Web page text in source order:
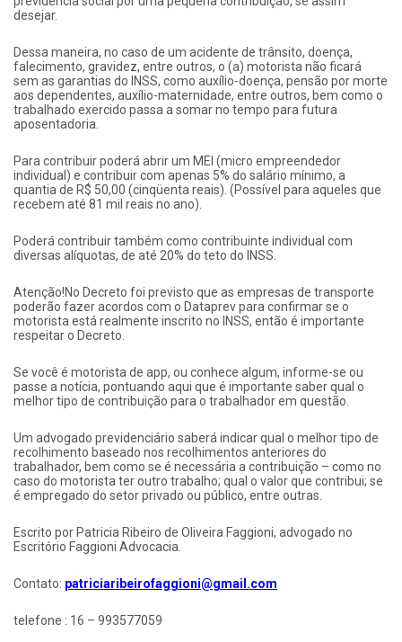
desejar.
Dessa maneira, no caso de um acidente de trânsito, doença,
falecimento, gravidez, entre outros, o (a) motorista não ficará
sem as garantias do INSS, como auxílio-doença, pensão por morte
aos dependentes, auxílio-maternidade, entre outros, bem como o
trabalhado exercido passa a somar no tempo para futura
aposentadoria.
Para contribuir poderá abrir um MEI (micro empreendedor
individual) e contribuir com apenas 5% do salário mínimo, a
quantia de R$ 50,00 (cinqüenta reais). (Possível para aqueles que
recebem até 81 mil reais no ano).
Poderá contribuir também como contribuinte individual com
diversas alíquotas, de até 20% do teto do INSS.
Atenção!No Decreto foi previsto que as empresas de transporte
poderão fazer acordos com o Dataprev para confirmar se o
motorista está realmente inscrito no INSS, então é importante
respeitar o Decreto.
Se você é motorista de app, ou conhece algum, informe-se ou
passe a notícia, pontuando aqui que é importante saber qual o
melhor tipo de contribuição para o trabalhador em questão.
Um advogado previdenciário saberá indicar qual o melhor tipo de
recolhimento baseado nos recolhimentos anteriores do
trabalhador, bem como se é necessária a contribuição – como no
caso do motorista ter outro trabalho; qual o valor que contribui; se
é empregado do setor privado ou público, entre outras.
Escrito por Patricia Ribeiro de Oliveira Faggioni, advogado no
Escritório Faggioni Advocacia.
Contato: patriciaribeirofaggioni@gmail.com
telefone : 16 – 993577059